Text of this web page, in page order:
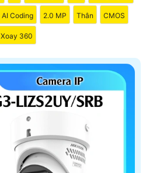
AI Coding 2.0 MP Thân CMOS
Xoay 360